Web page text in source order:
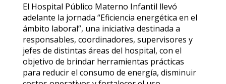
El Hospital Público Materno Infantil llevó
adelante la jornada “Eficiencia energética en el
ámbito laboral”, una iniciativa destinada a
responsables, coordinadores, supervisores y
jefes de distintas áreas del hospital, con el
objetivo de brindar herramientas prácticas
para reducir el consumo de energía, disminuir